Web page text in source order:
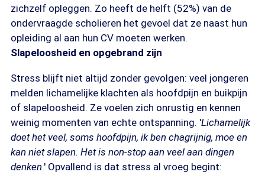
zichzelf opleggen. Zo heeft de helft (52%) van de
ondervraagde scholieren het gevoel dat ze naast hun
opleiding al aan hun CV moeten werken.
Slapeloosheid en opgebrand zijn
Stress blijft niet altijd zonder gevolgen: veel jongeren
melden lichamelijke klachten als hoofdpijn en buikpijn
of slapeloosheid. Ze voelen zich onrustig en kennen
weinig momenten van echte ontspanning. 'Lichamelijk
doet het veel, soms hoofdpijn, ik ben chagrijnig, moe en
kan niet slapen. Het is non-stop aan veel aan dingen
denken.' Opvallend is dat stress al vroeg begint: